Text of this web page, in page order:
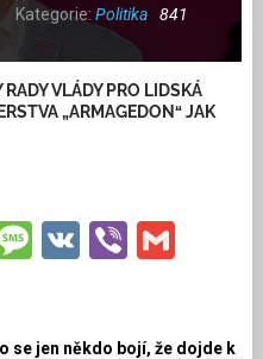
Kategorie: Politika
841
VLÁDY PRO LIDSKÁ
„ARMAGEDON“ JAK
Message
VKViber
se jen někdo bojí, že dojde k